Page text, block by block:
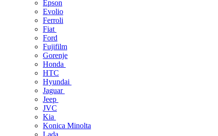
Epson
Evolio
Ferroli
Fiat
Ford
Fujifilm
Gorenje
Honda
HTC
Hyundai
Jaguar
Jeep
JVC
Kia
Konica Minolta